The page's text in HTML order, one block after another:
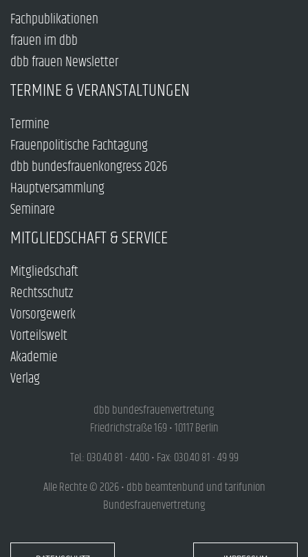
Fachpublikationen
frauen im dbb
dbb frauen Newsletter
TERMINE & VERANSTALTUNGEN
Termine
Frauenpolitische Fachtagung
dbb bundesfrauenkongress 2026
Hauptversammlung
Seminare
MITGLIEDSCHAFT & SERVICE
Mitgliedschaft
Rechtsschutz
Vorsorgewerk
Vorteilswelt
Akademie
Verlag
dbb bundesfrauenvertretung
Friedrichstraße 169 • 10117 Berlin
Tel.: 030.40 81 - 4400 • Fax: 030.40 81 - 49 99
Alle Rechte © 2026 • dbb beamtenbund und tarifunion
Bundesfrauenvertretung